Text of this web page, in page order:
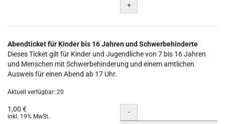
+
Abendticket für Kinder bis 16 Jahren und Schwerbehinderte
Dieses Ticket gilt für Kinder und Jugendliche von 7 bis 16 Jahren
und Menschen mit Schwerbehinderung und einem amtlichen
Ausweis für einen Abend ab 17 Uhr.
Aktuell verfügbar: 20
1,00 €
inkl. 19% MwSt. Menge
-